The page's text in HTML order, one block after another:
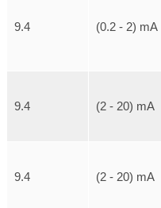
9.4 (0.2 - 2) mA
9.4 (2 - 20) mA
9.4 (2 - 20) mA